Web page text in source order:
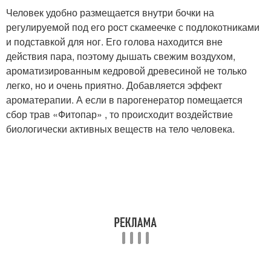
Человек удобно размещается внутри бочки на
регулируемой под его рост скамеечке с подлокотниками
и подставкой для ног. Его голова находится вне
действия пара, поэтому дышать свежим воздухом,
ароматизированным кедровой древесиной не только
легко, но и очень приятно. Добавляется эффект
ароматерапии. А если в парогенератор помещается
сбор трав «Фитопар» , то происходит воздействие
биологически активных веществ на тело человека.